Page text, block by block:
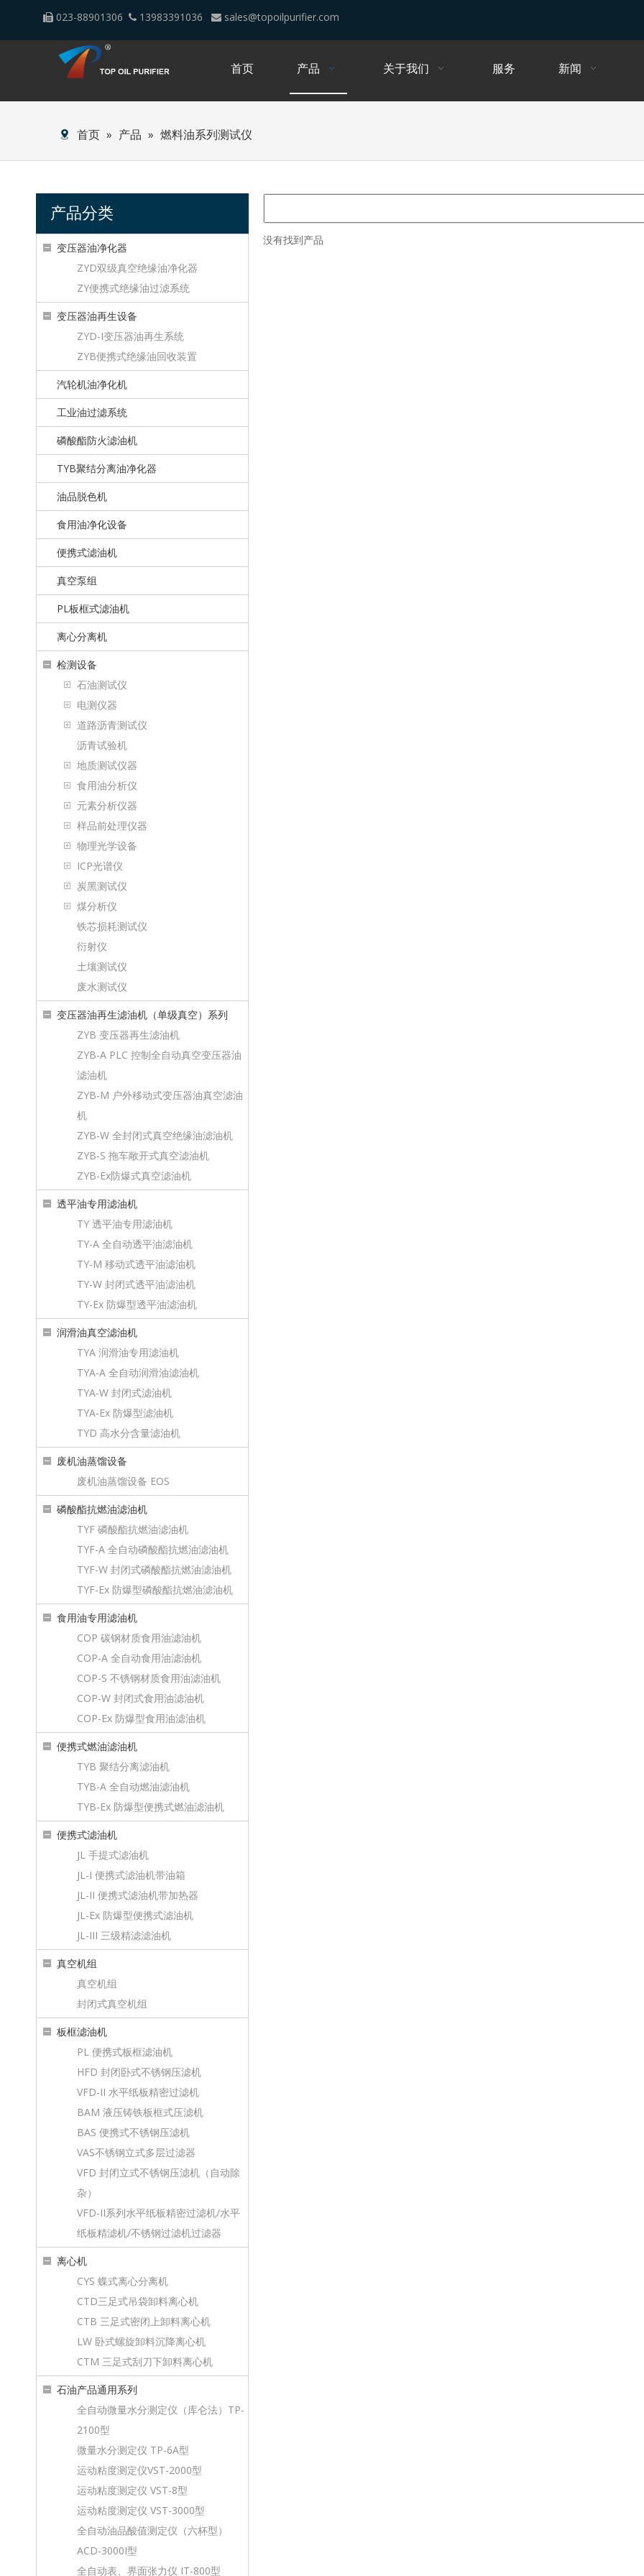
 023-88901306  13983391036  sales@topoilpurifier.com
首页 产品 关于我们 服务 新闻
首页 » 产品 » 燃料油系列测试仪
产品分类
变压器油净化器
ZYD双级真空绝缘油净化器
ZY便携式绝缘油过滤系统
变压器油再生设备
ZYD-I变压器油再生系统
ZYB便携式绝缘油回收装置
汽轮机油净化机
工业油过滤系统
磷酸酯防火滤油机
TYB聚结分离油净化器
油品脱色机
食用油净化设备
便携式滤油机
真空泵组
PL板框式滤油机
离心分离机
检测设备
石油测试仪
电测仪器
道路沥青测试仪
沥青试验机
地质测试仪器
食用油分析仪
元素分析仪器
样品前处理仪器
物理光学设备
ICP光谱仪
炭黑测试仪
煤分析仪
铁芯损耗测试仪
衍射仪
土壤测试仪
废水测试仪
变压器油再生滤油机（单级真空）系列
ZYB 变压器再生滤油机
ZYB-A PLC 控制全自动真空变压器油
滤油机
ZYB-M 户外移动式变压器油真空滤油
机
ZYB-W 全封闭式真空绝缘油滤油机
ZYB-S 拖车敞开式真空滤油机
ZYB-Ex防爆式真空滤油机
透平油专用滤油机
TY 透平油专用滤油机
TY-A 全自动透平油滤油机
TY-M 移动式透平油滤油机
TY-W 封闭式透平油滤油机
TY-Ex 防爆型透平油滤油机
润滑油真空滤油机
TYA 润滑油专用滤油机
TYA-A 全自动润滑油滤油机
TYA-W 封闭式滤油机
TYA-Ex 防爆型滤油机
TYD 高水分含量滤油机
废机油蒸馏设备
废机油蒸馏设备 EOS
磷酸酯抗燃油滤油机
TYF 磷酸酯抗燃油滤油机
TYF-A 全自动磷酸酯抗燃油滤油机
TYF-W 封闭式磷酸酯抗燃油滤油机
TYF-Ex 防爆型磷酸酯抗燃油滤油机
食用油专用滤油机
COP 碳钢材质食用油滤油机
COP-A 全自动食用油滤油机
COP-S 不锈钢材质食用油滤油机
COP-W 封闭式食用油滤油机
COP-Ex 防爆型食用油滤油机
便携式燃油滤油机
TYB 聚结分离滤油机
TYB-A 全自动燃油滤油机
TYB-Ex 防爆型便携式燃油滤油机
便携式滤油机
JL 手提式滤油机
JL-I 便携式滤油机带油箱
JL-II 便携式滤油机带加热器
JL-Ex 防爆型便携式滤油机
JL-III 三级精滤滤油机
真空机组
真空机组
封闭式真空机组
板框滤油机
PL 便携式板框滤油机
HFD 封闭卧式不锈钢压滤机
VFD-II 水平纸板精密过滤机
BAM 液压铸铁板框式压滤机
BAS 便携式不锈钢压滤机
VAS不锈钢立式多层过滤器
VFD 封闭立式不锈钢压滤机（自动除
杂）
VFD-II系列水平纸板精密过滤机/水平
纸板精滤机/不锈钢过滤机过滤器
离心机
CYS 蝶式离心分离机
CTD三足式吊袋卸料离心机
CTB 三足式密闭上卸料离心机
LW 卧式螺旋卸料沉降离心机
CTM 三足式刮刀下卸料离心机
石油产品通用系列
全自动微量水分测定仪（库仑法）TP-
2100型
微量水分测定仪 TP-6A型
运动粘度测定仪VST-2000型
运动粘度测定仪 VST-8型
运动粘度测定仪 VST-3000型
全自动油品酸值测定仪（六杯型）
ACD-3000I型
全自动表、界面张力仪 IT-800型
没有找到产品